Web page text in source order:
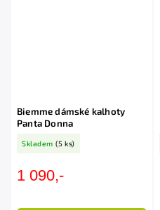
Biemme dámské kalhoty
Panta Donna
Skladem (5 ks)
1 090,-